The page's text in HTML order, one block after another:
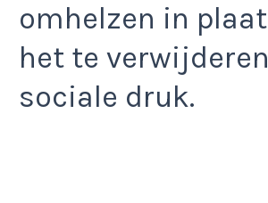
omhelzen in
het te
sociale druk.